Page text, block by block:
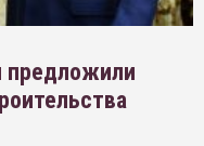
предложили